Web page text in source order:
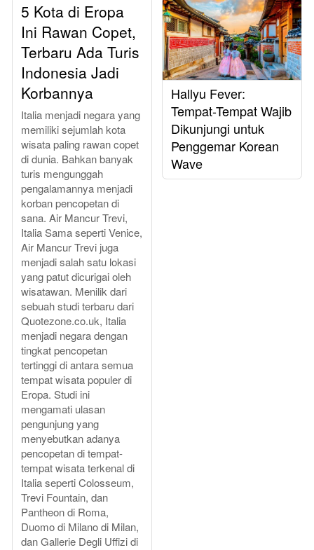
5 Kota di Eropa
Ini Rawan Copet,
Terbaru Ada Turis
Indonesia Jadi
Korbannya
Italia menjadi negara yang
memiliki sejumlah kota
wisata paling rawan copet
di dunia. Bahkan banyak
turis mengunggah
pengalamannya menjadi
korban pencopetan di
sana. Air Mancur Trevi,
Italia Sama seperti Venice,
Air Mancur Trevi juga
menjadi salah satu lokasi
yang patut dicurigai oleh
wisatawan. Menilik dari
sebuah studi terbaru dari
Quotezone.co.uk, Italia
menjadi negara dengan
tingkat pencopetan
tertinggi di antara semua
tempat wisata populer di
Eropa. Studi ini
mengamati ulasan
pengunjung yang
menyebutkan adanya
pencopetan di tempat-
tempat wisata terkenal di
Italia seperti Colosseum,
Trevi Fountain, dan
Pantheon di Roma,
Duomo di Milano di Milan,
dan Gallerie Degli Uffizi di
Hallyu Fever:
Tempat-Tempat Wajib
Dikunjungi untuk
Penggemar Korean
Wave